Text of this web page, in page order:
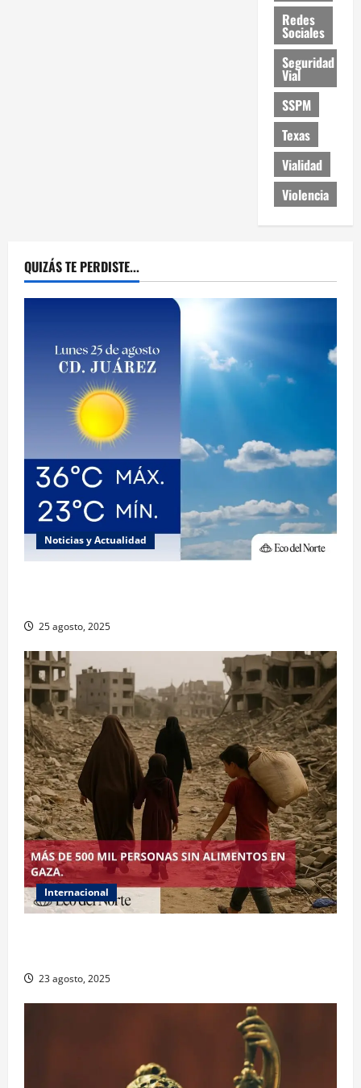
Redes
Sociales
Seguridad
Vial
SSPM
Texas
Vialidad
Violencia
QUIZÁS TE PERDISTE...
Noticias y Actualidad
25 agosto, 2025
Internacional
23 agosto, 2025